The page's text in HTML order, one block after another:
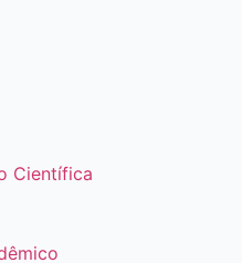
Científica